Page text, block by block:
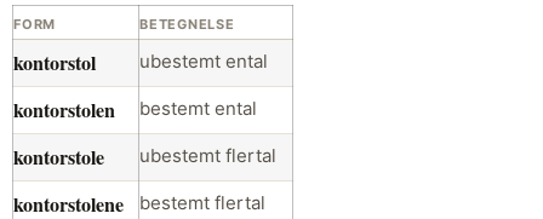
FORM BETEGNELSE
kontorstol ubestemt ental
kontorstolen bestemt ental
kontorstole ubestemt flertal
kontorstolene bestemt flertal